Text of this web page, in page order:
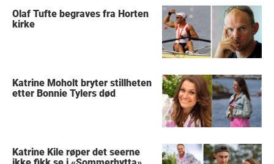
Olaf Tufte begraves fra Horten
kirke
Katrine Moholt bryter stillheten
etter Bonnie Tylers død
Katrine Kile røper det seerne